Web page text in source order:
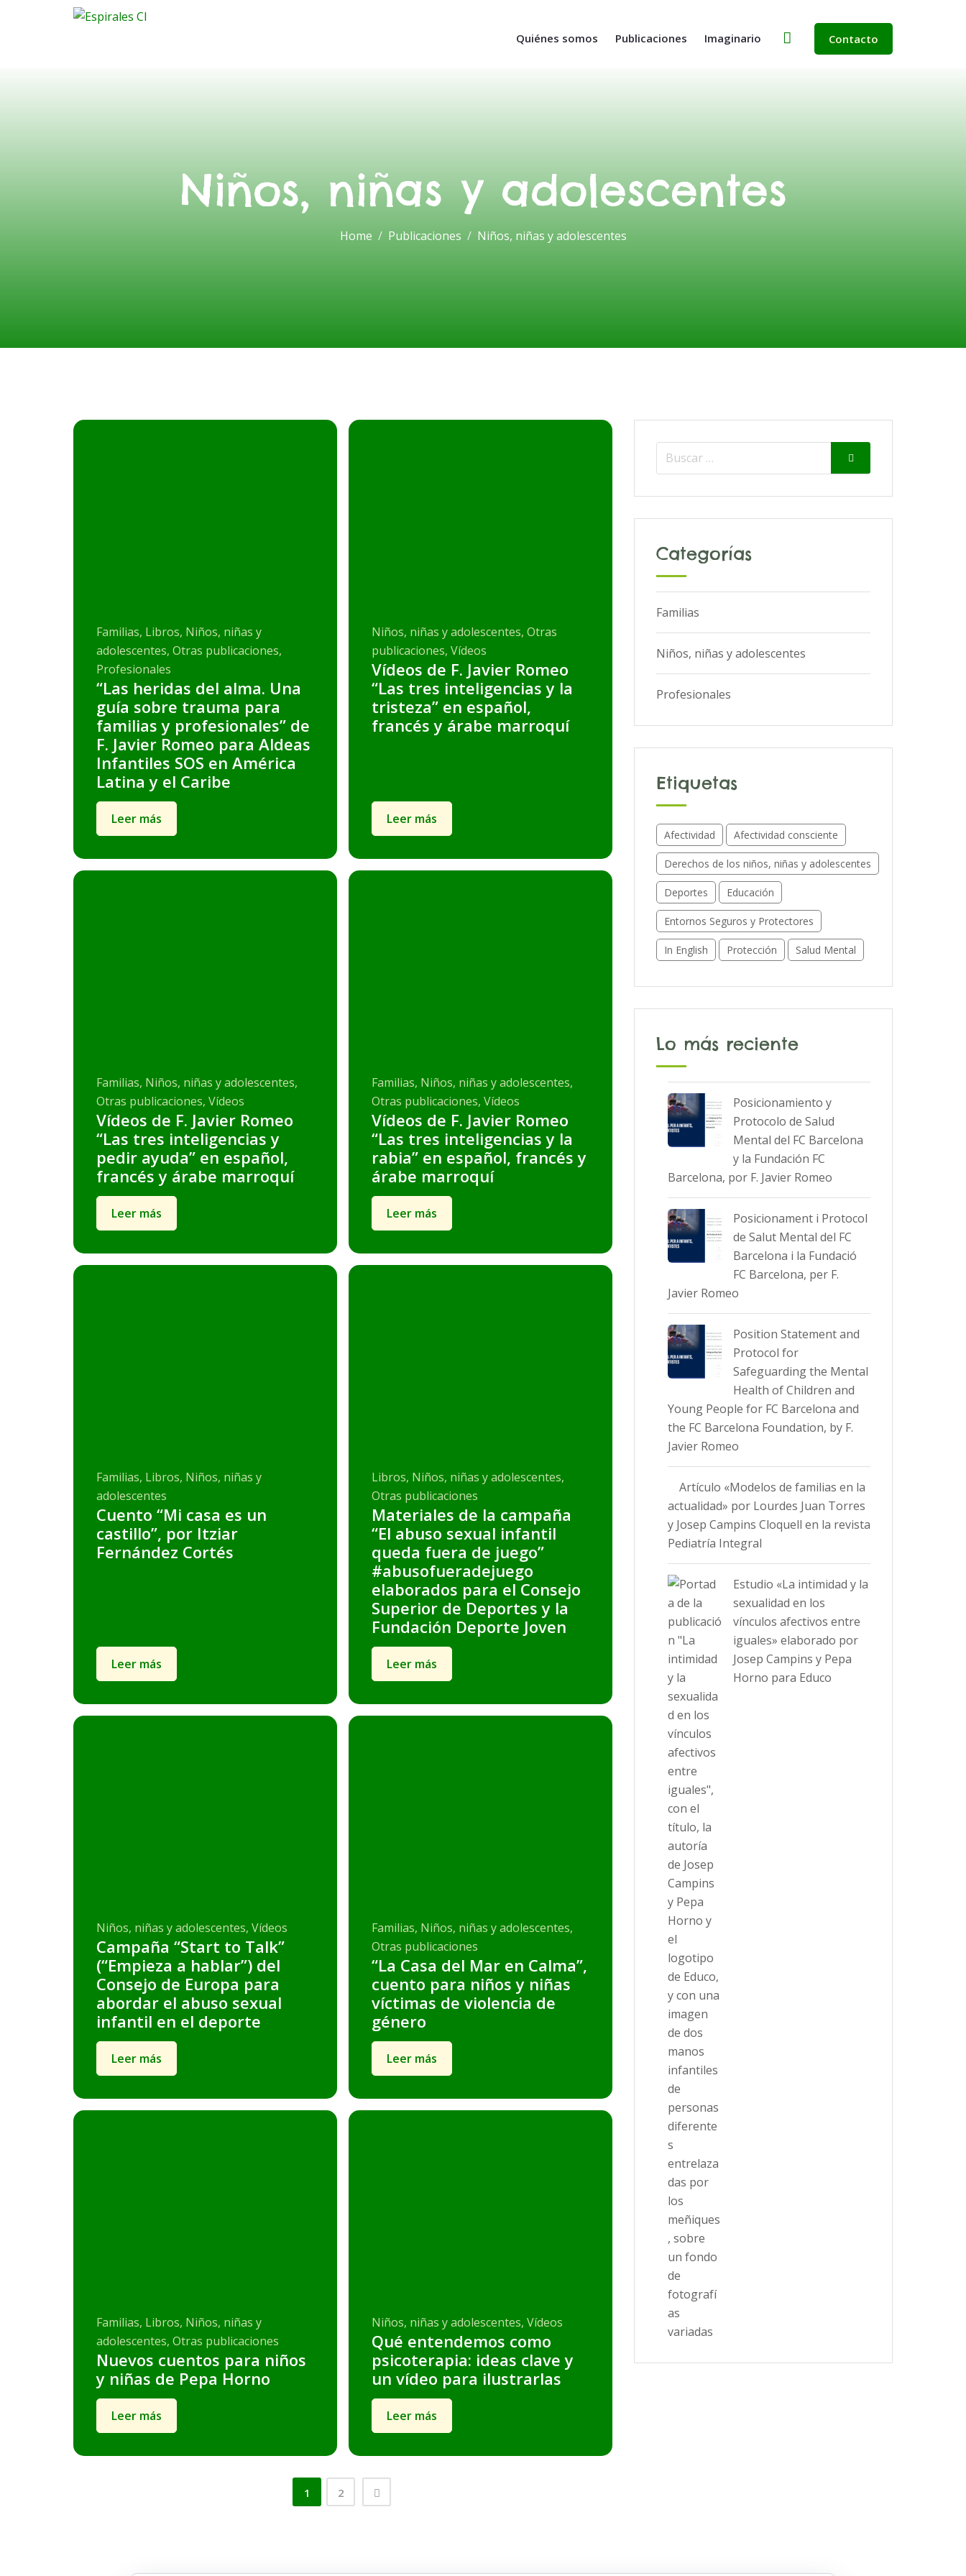
Contacto
Quiénes somos Publicaciones Imaginario
Niños, niñas y adolescentes
Home Publicaciones Niños, niñas y adolescentes
Familias, Libros, Niños, niñas y
adolescentes, Otras publicaciones,
Profesionales
“Las heridas del alma. Una
guía sobre trauma para
familias y profesionales” de
F. Javier Romeo para Aldeas
Infantiles SOS en América
Latina y el Caribe
Leer más
Niños, niñas y adolescentes, Otras
publicaciones, Vídeos
Vídeos de F. Javier Romeo
“Las tres inteligencias y la
tristeza” en español,
francés y árabe marroquí
Leer más
Familias, Niños, niñas y adolescentes,
Otras publicaciones, Vídeos
Vídeos de F. Javier Romeo
“Las tres inteligencias y
pedir ayuda” en español,
francés y árabe marroquí
Leer más
Familias, Niños, niñas y adolescentes,
Otras publicaciones, Vídeos
Vídeos de F. Javier Romeo
“Las tres inteligencias y la
rabia” en español, francés y
árabe marroquí
Leer más
Familias, Libros, Niños, niñas y
adolescentes
Cuento “Mi casa es un
castillo”, por Itziar
Fernández Cortés
Leer más
Libros, Niños, niñas y adolescentes,
Otras publicaciones
Materiales de la campaña
“El abuso sexual infantil
queda fuera de juego”
#abusofueradejuego
elaborados para el Consejo
Superior de Deportes y la
Fundación Deporte Joven
Leer más
Niños, niñas y adolescentes, Vídeos
Campaña “Start to Talk”
(“Empieza a hablar”) del
Consejo de Europa para
abordar el abuso sexual
infantil en el deporte
Leer más
Familias, Niños, niñas y adolescentes,
Otras publicaciones
“La Casa del Mar en Calma”,
cuento para niños y niñas
víctimas de violencia de
género
Leer más
Familias, Libros, Niños, niñas y
adolescentes, Otras publicaciones
Nuevos cuentos para niños
y niñas de Pepa Horno
Leer más
Niños, niñas y adolescentes, Vídeos
Qué entendemos como
psicoterapia: ideas clave y
un vídeo para ilustrarlas
Leer más
1 2
Search
Search
Categorías
Familias
Niños, niñas y adolescentes
Profesionales
Etiquetas
Afectividad Afectividad consciente
Derechos de los niños, niñas y adolescentes
Deportes Educación
Entornos Seguros y Protectores
In English Protección Salud Mental
Lo más reciente
Posicionamiento y
Protocolo de Salud
Mental del FC Barcelona
y la Fundación FC
Barcelona, por F. Javier Romeo
Posicionament i Protocol
de Salut Mental del FC
Barcelona i la Fundació
FC Barcelona, per F.
Javier Romeo
Position Statement and
Protocol for
Safeguarding the Mental
Health of Children and
Young People for FC Barcelona and
the FC Barcelona Foundation, by F.
Javier Romeo
Artículo «Modelos de familias en la
actualidad» por Lourdes Juan Torres
y Josep Campins Cloquell en la revista
Pediatría Integral
Estudio «La intimidad y la
sexualidad en los
vínculos afectivos entre
iguales» elaborado por
Josep Campins y Pepa
Horno para Educo